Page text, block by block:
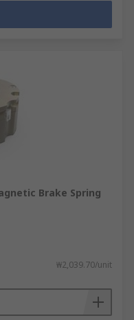
Brake Spring
₩2,039.70/unit